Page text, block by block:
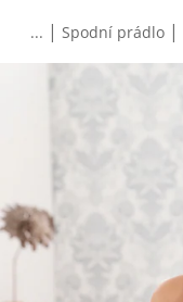
... | Spodní prádlo |